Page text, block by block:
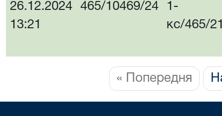
26.12.2024
13:21
465/10469/24
1-
кс/465/
« Попередня